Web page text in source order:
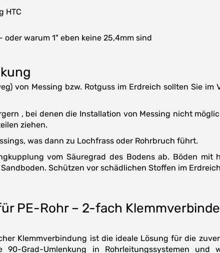
HTC
warum 1" eben keine 25,4mm sind
von Messing bzw. Rotguss im Erdreich sollten Sie
, bei denen die Installation von Messing nicht
ziehen.
was dann zu Lochfrass oder Rohrbruch führt.
vom Säuregrad des Bodens ab. Böden mit
Schützen vor schädlichen Stoffen im
für PE-Rohr – 2-fach
Klemmverbindung ist die ideale Lösung für die
Grad-Umlenkung in Rohrleitungssystemen und